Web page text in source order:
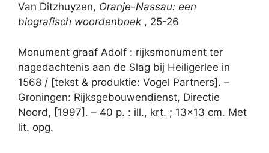
Van Ditzhuyzen, Oranje-Nassau: een
biografisch woordenboek , 25-26
Monument graaf Adolf : rijksmonument ter
nagedachtenis aan de Slag bij Heiligerlee in
1568 / [tekst & produktie: Vogel Partners]. –
Groningen: Rijksgebouwendienst, Directie
Noord, [1997]. – 40 p. : ill., krt. ; 13×13 cm. Met
lit. opg.